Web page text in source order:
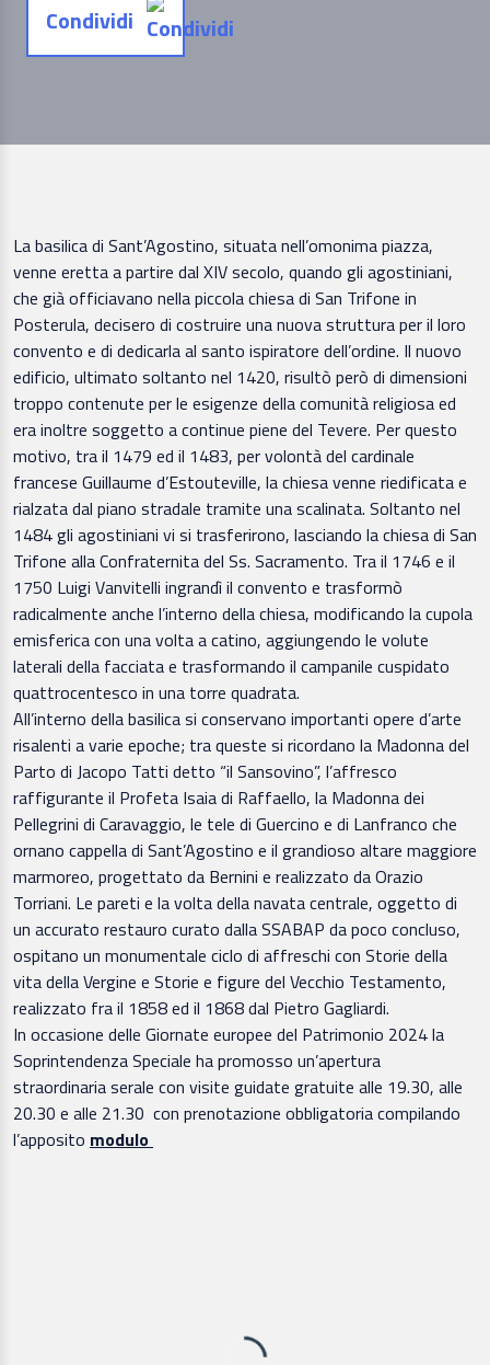
Condividi
La basilica di Sant’Agostino, situata nell’omonima piazza,
venne eretta a partire dal XIV secolo, quando gli agostiniani,
che già officiavano nella piccola chiesa di San Trifone in
Posterula, decisero di costruire una nuova struttura per il loro
convento e di dedicarla al santo ispiratore dell’ordine. Il nuovo
edificio, ultimato soltanto nel 1420, risultò però di dimensioni
troppo contenute per le esigenze della comunità religiosa ed
era inoltre soggetto a continue piene del Tevere. Per questo
motivo, tra il 1479 ed il 1483, per volontà del cardinale
francese Guillaume d’Estouteville, la chiesa venne riedificata e
rialzata dal piano stradale tramite una scalinata. Soltanto nel
1484 gli agostiniani vi si trasferirono, lasciando la chiesa di San
Trifone alla Confraternita del Ss. Sacramento. Tra il 1746 e il
1750 Luigi Vanvitelli ingrandì il convento e trasformò
radicalmente anche l’interno della chiesa, modificando la cupola
emisferica con una volta a catino, aggiungendo le volute
laterali della facciata e trasformando il campanile cuspidato
quattrocentesco in una torre quadrata.
All’interno della basilica si conservano importanti opere d’arte
risalenti a varie epoche; tra queste si ricordano la Madonna del
Parto di Jacopo Tatti detto “il Sansovino”, l’affresco
raffigurante il Profeta Isaia di Raffaello, la Madonna dei
Pellegrini di Caravaggio, le tele di Guercino e di Lanfranco che
ornano cappella di Sant’Agostino e il grandioso altare maggiore
marmoreo, progettato da Bernini e realizzato da Orazio
Torriani. Le pareti e la volta della navata centrale, oggetto di
un accurato restauro curato dalla SSABAP da poco concluso,
ospitano un monumentale ciclo di affreschi con Storie della
vita della Vergine e Storie e figure del Vecchio Testamento,
realizzato fra il 1858 ed il 1868 dal Pietro Gagliardi.
In occasione delle Giornate europee del Patrimonio 2024 la
Soprintendenza Speciale ha promosso un’apertura
straordinaria serale con visite guidate gratuite alle 19.30, alle
20.30 e alle 21.30 con prenotazione obbligatoria compilando
l’apposito modulo